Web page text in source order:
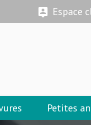
Espace
Petites